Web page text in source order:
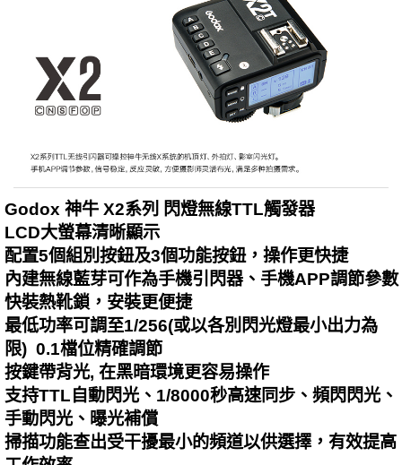
Godox 神牛 X2系列 閃燈無線TTL觸發器
LCD大螢幕清晰顯示
配置5個組別按鈕及3個功能按鈕，操作更快捷
內建無線藍芽可作為手機引閃器、手機APP調節參數
快裝熱靴鎖，安裝更便捷
最低功率可調至1/256(或以各別閃光燈最小出力為
限) 0.1檔位精確調節
按鍵帶背光, 在黑暗環境更容易操作
支持TTL自動閃光、1/8000秒高速同步、頻閃閃光、
手動閃光、曝光補償
掃描功能查出受干擾最小的頻道以供選擇，有效提高